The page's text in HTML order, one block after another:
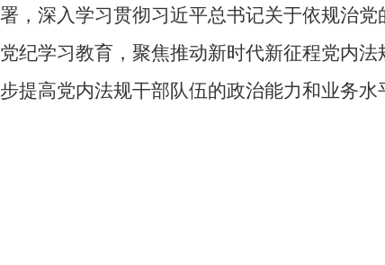
署，深入学习贯彻习近平总书记关于依规治
党纪学习教育，聚焦推动新时代新征程党内
步提高党内法规干部队伍的政治能力和业务水